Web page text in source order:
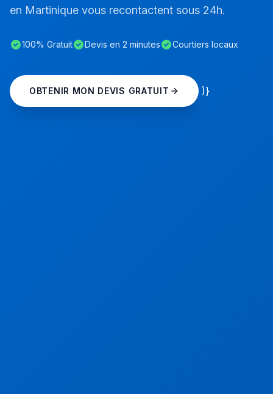
en Martinique vous recontactent sous 24h.
100% Gratuit Devis en 2 minutes Courtiers locaux
OBTENIR MON DEVIS GRATUIT )}